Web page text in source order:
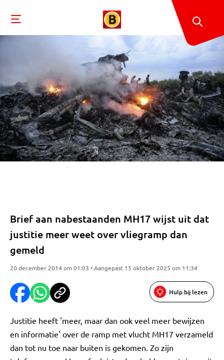
Brief aan nabestaanden MH17 wijst uit dat
justitie meer weet over vliegramp dan
gemeld
20 december 2014 om 01:03 • Aangepast 15 oktober 2025 om 11:34
Hulp bij lezen
Justitie heeft 'meer, maar dan ook veel meer bewijzen
en informatie' over de ramp met vlucht MH17 verzameld
dan tot nu toe naar buiten is gekomen. Zo zijn